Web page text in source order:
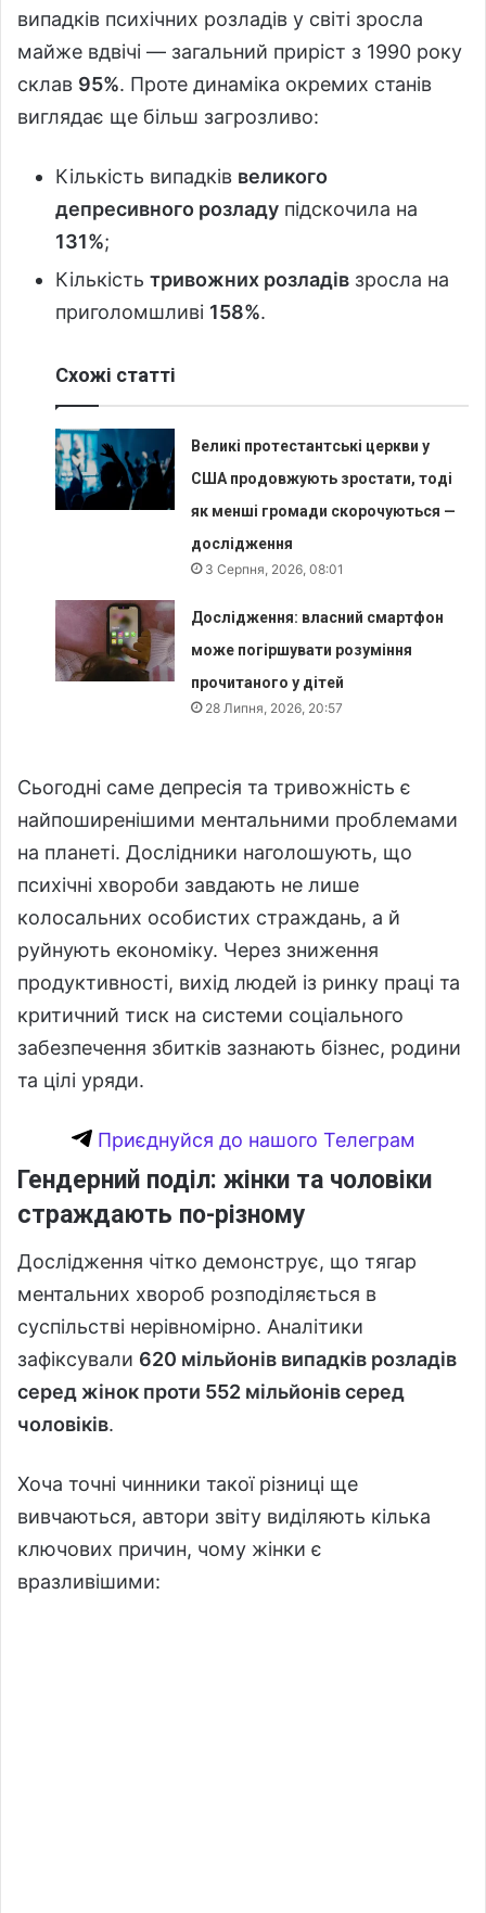
випадків психічних розладів у світі зросла
майже вдвічі — загальний приріст з 1990 року
склав 95%. Проте динаміка окремих станів
виглядає ще більш загрозливо:
Кількість випадків великого
депресивного розладу підскочила на
131%;
Кількість тривожних розладів зросла на
приголомшливі 158%.
Схожі статті
Великі протестантські церкви у
США продовжують зростати, тоді
як менші громади скорочуються —
дослідження
3 Серпня, 2026, 08:01
Дослідження: власний смартфон
може погіршувати розуміння
прочитаного у дітей
28 Липня, 2026, 20:57
Сьогодні саме депресія та тривожність є
найпоширенішими ментальними проблемами
на планеті. Дослідники наголошують, що
психічні хвороби завдають не лише
колосальних особистих страждань, а й
руйнують економіку. Через зниження
продуктивності, вихід людей із ринку праці та
критичний тиск на системи соціального
забезпечення збитків зазнають бізнес, родини
та цілі уряди.
Приєднуйся до нашого Телеграм
Гендерний поділ: жінки та чоловіки
страждають по-різному
Дослідження чітко демонструє, що тягар
ментальних хвороб розподіляється в
суспільстві нерівномірно. Аналітики
зафіксували 620 мільйонів випадків розладів
серед жінок проти 552 мільйонів серед
чоловіків.
Хоча точні чинники такої різниці ще
вивчаються, автори звіту виділяють кілька
ключових причин, чому жінки є
вразливішими: